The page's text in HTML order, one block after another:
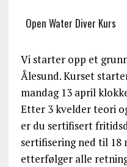
Open Water Diver Kurs
Vi starter opp et
Ålesund. Kurset
mandag 13 april
Etter 3 kvelder teori
er du sertifisert
sertifisering ned til
etterfølger alle